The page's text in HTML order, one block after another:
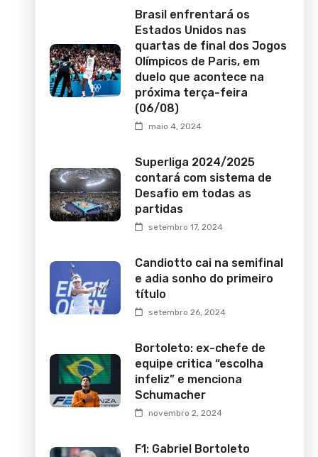
Brasil enfrentará os
Estados Unidos nas
quartas de final dos Jogos
Olímpicos de Paris, em
duelo que acontece na
próxima terça-feira
(06/08)
maio 4, 2024
Superliga 2024/2025
contará com sistema de
Desafio em todas as
partidas
setembro 17, 2024
Candiotto cai na semifinal
e adia sonho do primeiro
título
setembro 26, 2024
Bortoleto: ex-chefe de
equipe critica “escolha
infeliz” e menciona
Schumacher
novembro 2, 2024
F1: Gabriel Bortoleto